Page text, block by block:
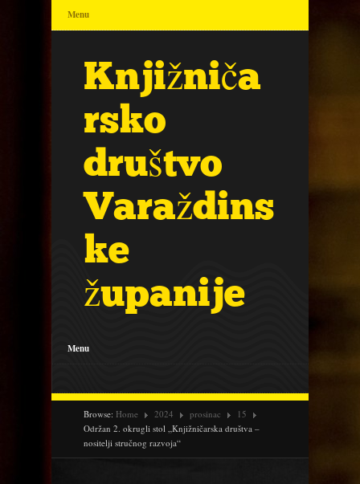
Menu
Knjižniča
rsko
društvo
Varaždins
ke
županije
Menu
Browse: Home 2024 prosinac
15
Održan 2. okrugli stol „Knjižničarska društva –
nositelji stručnog razvoja“